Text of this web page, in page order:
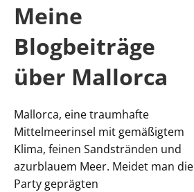
Meine
Blogbeiträge
über Mallorca
Mallorca, eine traumhafte
Mittelmeerinsel mit gemäßigtem
Klima, feinen Sandstränden und
azurblauem Meer. Meidet man die
Party geprägten